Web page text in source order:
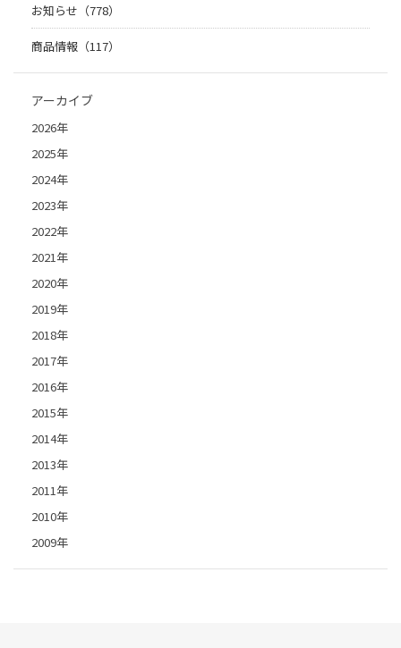
お知らせ（778）
商品情報（117）
アーカイブ
2026年
2025年
2024年
2023年
2022年
2021年
2020年
2019年
2018年
2017年
2016年
2015年
2014年
2013年
2011年
2010年
2009年